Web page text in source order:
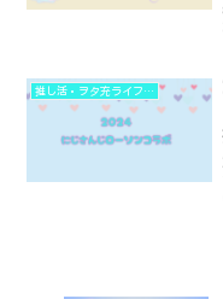
推し活・ヲタ充ライフハック